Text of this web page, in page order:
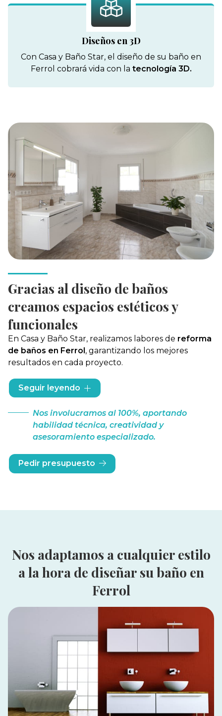
Diseños en 3D
Con Casa y Baño Star, el diseño de su baño en
Ferrol cobrará vida con la tecnología 3D.
Gracias al diseño de baños
creamos espacios estéticos y
funcionales
En Casa y Baño Star, realizamos labores de reforma
de baños en Ferrol, garantizando los mejores
resultados en cada proyecto.
Ofrecemos unservicio integral y personalizado,
pues nuestra dedicación es total: desde
a domicilio gratuitas hasta la elaboración de
presupuestos sin costo alguno y diseño 3D
avanzado, todo enfocado en realizar sus sueños con
Seguir leyendo
Nos involucramos al 100%, aportando
habilidad técnica, creatividad y
asesoramiento especializado.
Pedir presupuesto
Nos adaptamos a cualquier estilo
a la hora de diseñar su baño en
Ferrol